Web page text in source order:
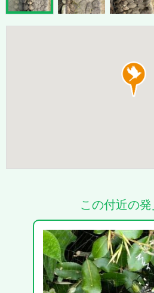
この付近の